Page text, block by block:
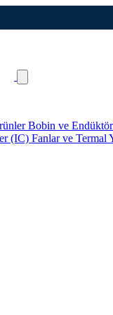
Bobin ve
(IC) Fanlar ve Termal